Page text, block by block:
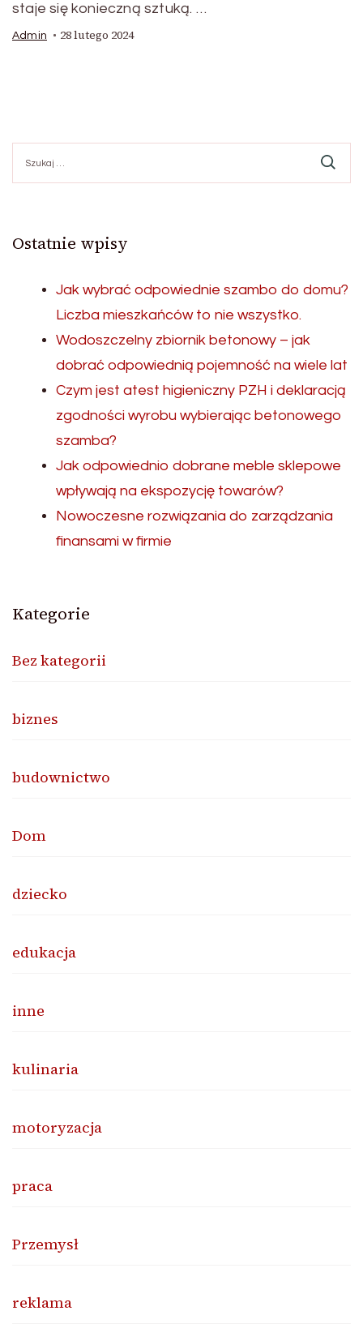
staje się konieczną sztuką. …
Admin 28 lutego 2024
Ostatnie wpisy
Jak wybrać odpowiednie szambo do domu?
Liczba mieszkańców to nie wszystko.
Wodoszczelny zbiornik betonowy – jak
dobrać odpowiednią pojemność na wiele lat
Czym jest atest higieniczny PZH i deklaracją
zgodności wyrobu wybierając betonowego
szamba?
Jak odpowiednio dobrane meble sklepowe
wpływają na ekspozycję towarów?
Nowoczesne rozwiązania do zarządzania
finansami w firmie
Kategorie
Bez kategorii
biznes
budownictwo
Dom
dziecko
edukacja
inne
kulinaria
motoryzacja
praca
Przemysł
reklama